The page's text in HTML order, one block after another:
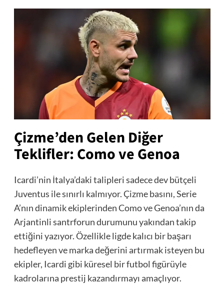
Çizme’den Gelen Diğer
Teklifler: Como ve Genoa
Icardi’nin İtalya’daki talipleri sadece dev bütçeli
Juventus ile sınırlı kalmıyor. Çizme basını, Serie
A’nın dinamik ekiplerinden Como ve Genoa’nın da
Arjantinli santrforun durumunu yakından takip
ettiğini yazıyor. Özellikle ligde kalıcı bir başarı
hedefleyen ve marka değerini artırmak isteyen bu
ekipler, Icardi gibi küresel bir futbol figürüyle
kadrolarına prestij kazandırmayı amaçlıyor.